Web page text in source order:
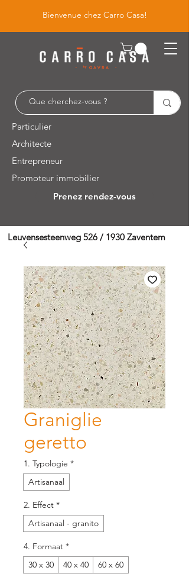
Bienvenue chez Carro Casa!
Particulier
Architecte
Entrepreneur
Promoteur immobilier
Prenez rendez-vous
Leuvensesteenweg 526 / 1930 Zaventem
Graniglie
geretto
1. Typologie *
Artisanaal
2. Effect *
Artisanaal - granito
4. Formaat *
30 x 30
40 x 40 60 x 60